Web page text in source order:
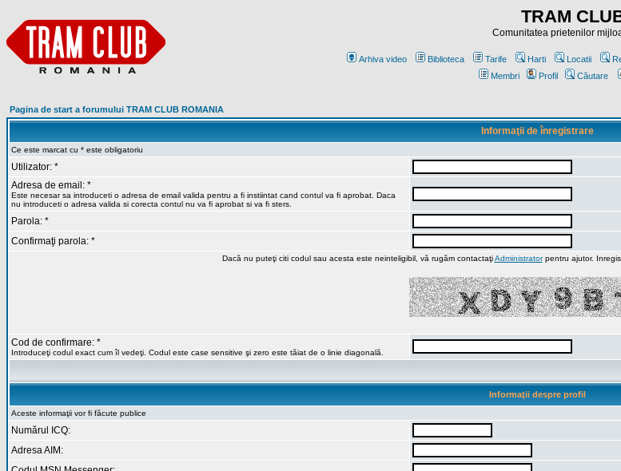
TRAM
Comunitatea prietenilor
Arhiva video Biblioteca Tarife Harti Locatii
Membri
Profil Căutare
Pagina de start a forumului TRAM CLUB ROMANIA
Informaţii de înregistrare
Ce este marcat cu * este obligatoriu
Utilizator: *
Adresa de email: *
Este necesar sa introduceti o adresa de email valida pentru a fi instiintat cand contul va fi aprobat. Daca
nu introduceti o adresa valida si corecta contul nu va fi aprobat si va fi sters.
Parola: *
Confirmaţi parola: *
Dacă nu puteţi citi codul sau acesta este neinteligibil, vă rugăm contactaţiAdministratorpentru ajutor.
Cod de confirmare: *
Introduceţi codul exact cum îl vedeţi. Codul este case sensitive şi zero este tăiat de o linie diagonală.
Informaţii despre profil
Aceste informaţii vor fi făcute publice
Numărul ICQ:
Adresa AIM: